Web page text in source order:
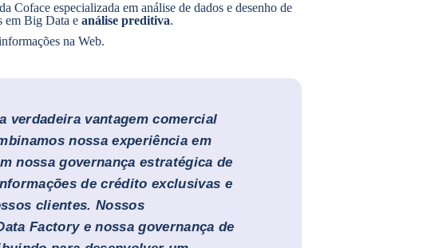
Coface especializada em análise de dados e desenho de
em Big Data eanálise preditiva.
na Web.
verdadeira vantagem comercial
nossa experiência em
nossa governança estratégica de
de crédito exclusivas e
clientes. Nossos
Factorye nossa governança de